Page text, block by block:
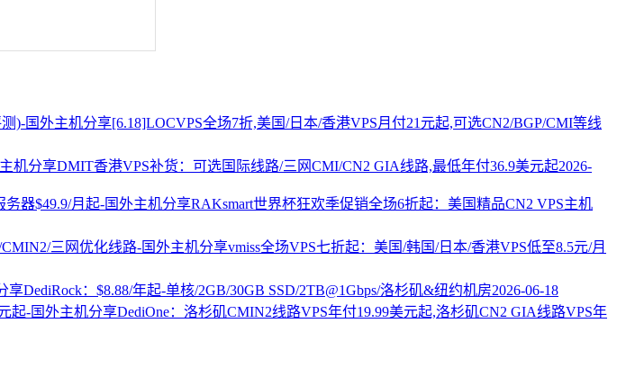
[6.18]LOCVPS全场7折,美国/日本/香港VPS月付21元起,可选CN2/BGP/CMI等线
DMIT香港VPS补货：可选国际线路/三网CMI/CN2 GIA线路,最低年付36.9美元起2026-
RAKsmart世界杯狂欢季促销全场6折起：美国精品CN2 VPS主机
vmiss全场VPS七折起：美国/韩国/日本/香港VPS低至8.5元/月
DediRock：$8.88/年起-单核/2GB/30GB SSD/2TB@1Gbps/洛杉矶&纽约机房2026-06-18
DediOne：洛杉矶CMIN2线路VPS年付19.99美元起,洛杉矶CN2 GIA线路VPS年